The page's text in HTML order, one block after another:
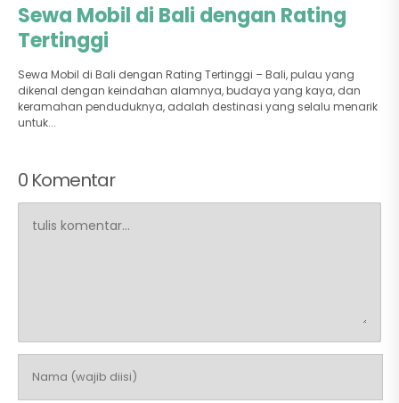
Sewa Mobil di Bali dengan Rating
Tertinggi
Sewa Mobil di Bali dengan Rating Tertinggi – Bali, pulau yang
dikenal dengan keindahan alamnya, budaya yang kaya, dan
keramahan penduduknya, adalah destinasi yang selalu menarik
untuk...
0 Komentar